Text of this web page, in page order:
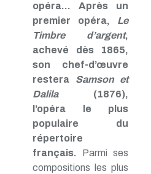
opéra… Après un
premier opéra, Le
Timbre d’argent,
achevé dès 1865,
son chef-d’œuvre
restera Samson et
Dalila(1876),
l’opéra le plus
populaire du
répertoire
français. Parmi ses
compositions les plus